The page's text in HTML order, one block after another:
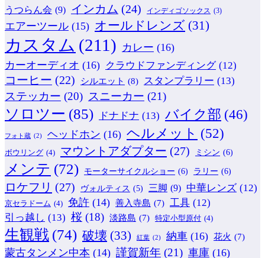
うつらん会 (9) インカム (24) インディゴソックス (3)
エアーツール (15) オールドレンズ (31)
カスタム (211) カレー (16)
カーオーディオ (16) クラウドファンディング (12)
コーヒー (22) シルエット (8) スタンプラリー (13)
ステッカー (20) スニーカー (21)
ソロツー (85) ドナドナ (13) バイク部 (46)
フォト蔵 (2) ヘッドホン (16) ヘルメット (52)
ボウリング (4) マウントアダプター (27) ミシン (6)
メンテ (72) モーターサイクルショー (6) ラリー (6)
ロケフリ (27) ヴォルティス (5) 三脚 (9) 中華レンズ (12)
京セラドーム (4) 免許 (14) 善入寺島 (7) 工具 (12)
引っ越し (13) 桜 (18) 淡路島 (7) 特定小型原付 (4)
生観戦 (74) 破壊 (33) 紅葉 (2) 納車 (16) 花火 (7)
蒙古タンメン中本 (14) 謹賀新年 (21) 車庫 (16)